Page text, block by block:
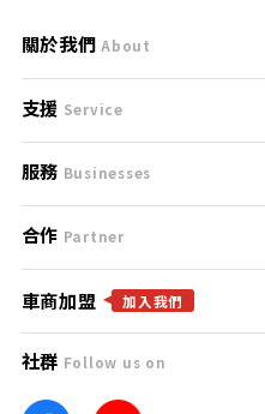
關於我們 About
刊登規範
服務條款
免責聲明
隱私權政策
團隊
支援 Service
支援中心
聯絡我們
服務 Businesses
什麼是Goo鑑定？
找好車
找好店
合作 Partner
合作夥伴
廣告合作
車商加盟 加入我們
社群 Follow us on